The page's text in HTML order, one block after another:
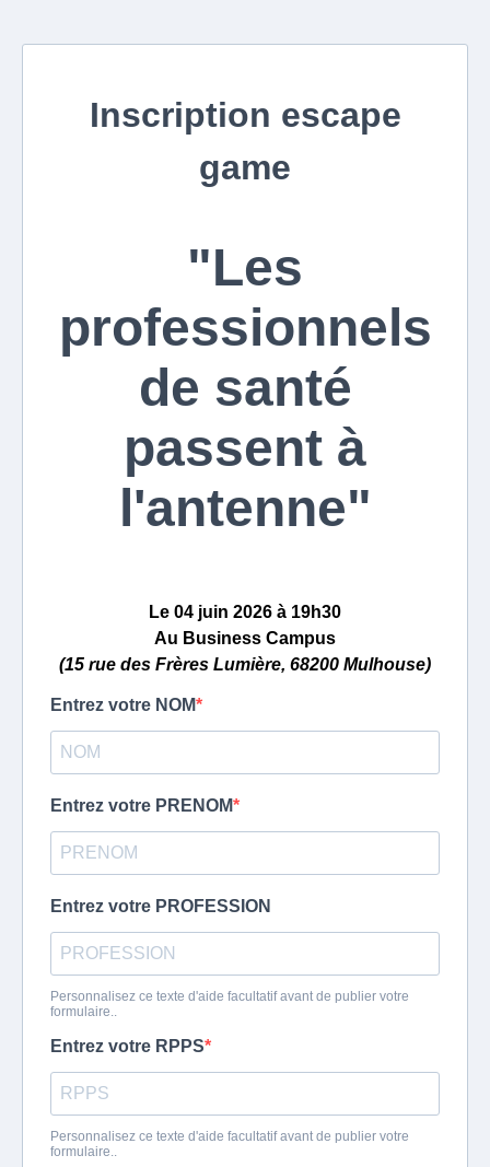
Inscription escape
game
"Les
professionnels
de santé
passent à
l'antenne"
Le 04 juin 2026 à 19h30
Au Business Campus
(15 rue des Frères Lumière, 68200 Mulhouse)
Entrez votre NOM
Entrez votre PRENOM
Entrez votre PROFESSION
Personnalisez ce texte d'aide facultatif avant de publier votre
formulaire..
Entrez votre RPPS
Personnalisez ce texte d'aide facultatif avant de publier votre
formulaire..